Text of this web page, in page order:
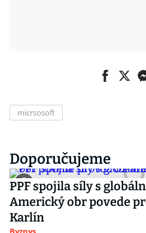
micrsosoft
Doporučujeme
PPF spojila síly s
Americký obr povede
Karlín